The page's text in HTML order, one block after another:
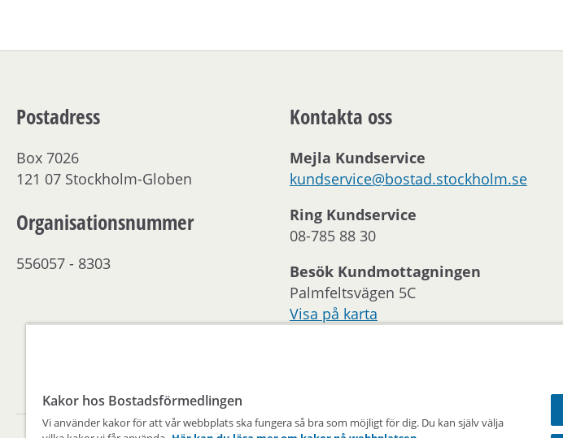
Postadress
Box 7026
121 07 Stockholm-Globen
Organisationsnummer
556057 - 8303
Kontakta oss
Mejla Kundservice
kundservice@bostad.stockholm.se
Ring Kundservice
08-785 88 30
Besök Kundmottagningen
Palmfeltsvägen 5C
Visa på karta
Kakor hos Bostadsförmedlingen
Vi använder kakor för att vår webbplats ska fungera så bra som möjligt för dig. Du kan själv välja